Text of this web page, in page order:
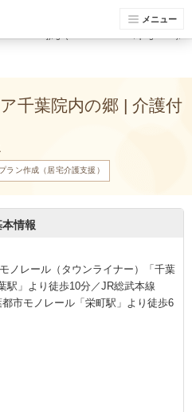
m=s.getElementsByTagName(o)
})(window,document,'script','//www.google-
74448429-1', 'auto'); ga('send', 'pageview');
メニュー
千葉院内の郷 | 介護付
ラン作成（居宅介護支援）
本情報
ノレール（タウンライナー）「千葉
駅」より徒歩10分／JR総武本線
都市モノレール「栄町駅」より徒歩6